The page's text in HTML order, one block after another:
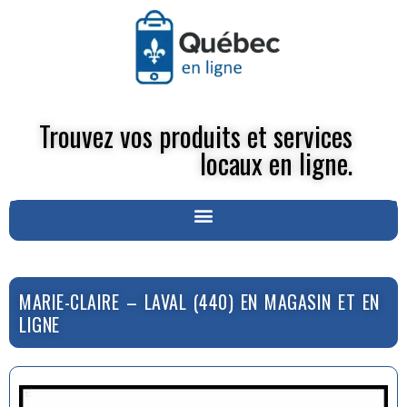
Trouvez vos produits et services
locaux en ligne.
MARIE-CLAIRE – LAVAL (440) EN MAGASIN ET EN
LIGNE